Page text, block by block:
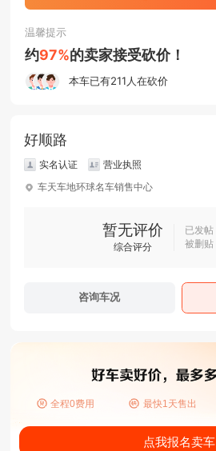
温馨提示
约97%的卖家接受砍价！
本车已有211人在砍价
好顺路
实名认证 营业执照
车天车地环球名车销售中心
暂无评价
综合评分
已发帖
被删贴
咨询车况
全程0费用 最快1天售出
点我报名卖车